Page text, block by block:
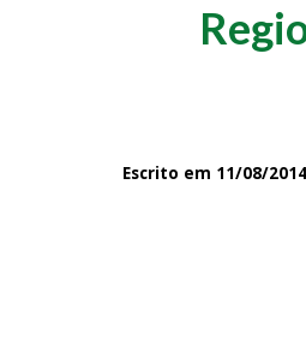
Escrito em 11/08/2014